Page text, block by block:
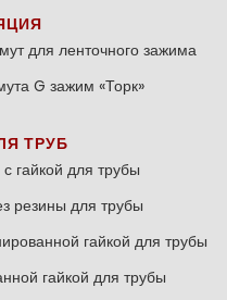
для ленточного зажима
G зажим «Торк»
ТРУБ
гайкой для трубы
резины для трубы
гайкой для трубы
гайкой для трубы